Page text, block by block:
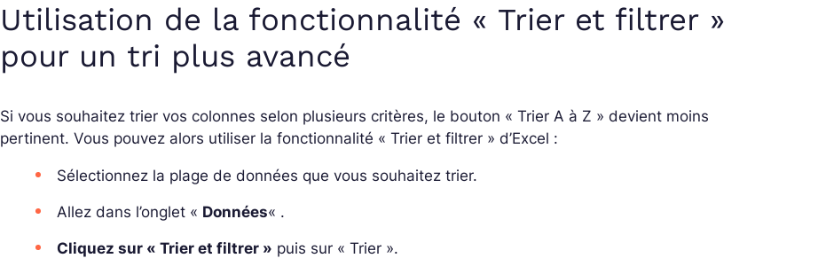
Utilisation de la fonctionnalité « Trier et filtrer »
pour un tri plus avancé
Si vous souhaitez trier vos colonnes selon plusieurs critères, le bouton « Trier A à Z » devient moins
pertinent. Vous pouvez alors utiliser la fonctionnalité « Trier et filtrer » d’Excel :
Sélectionnez la plage de données que vous souhaitez trier.
Allez dans l’onglet « Données« .
Cliquez sur « Trier et filtrer » puis sur « Trier ».